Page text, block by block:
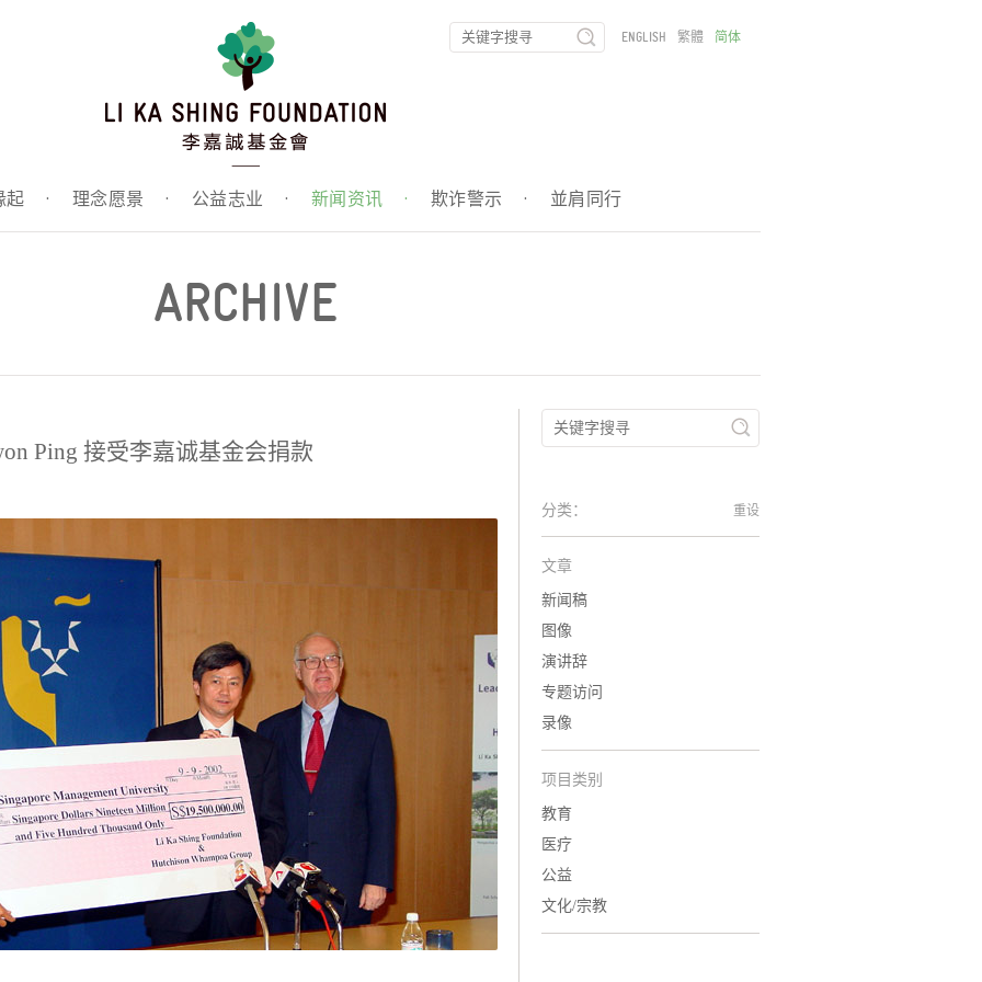
起 · 理念愿景 · 公益志业 · 新闻资讯 · 欺诈警示 · 並肩同行
ENGLISH 繁體 简体
ARCHIVE
Ping 接受李嘉诚基金会捐款
分类： 重设
文章
新闻稿
图像
演讲辞
专题访问
录像
项目类别
教育
医疗
公益
文化/宗教